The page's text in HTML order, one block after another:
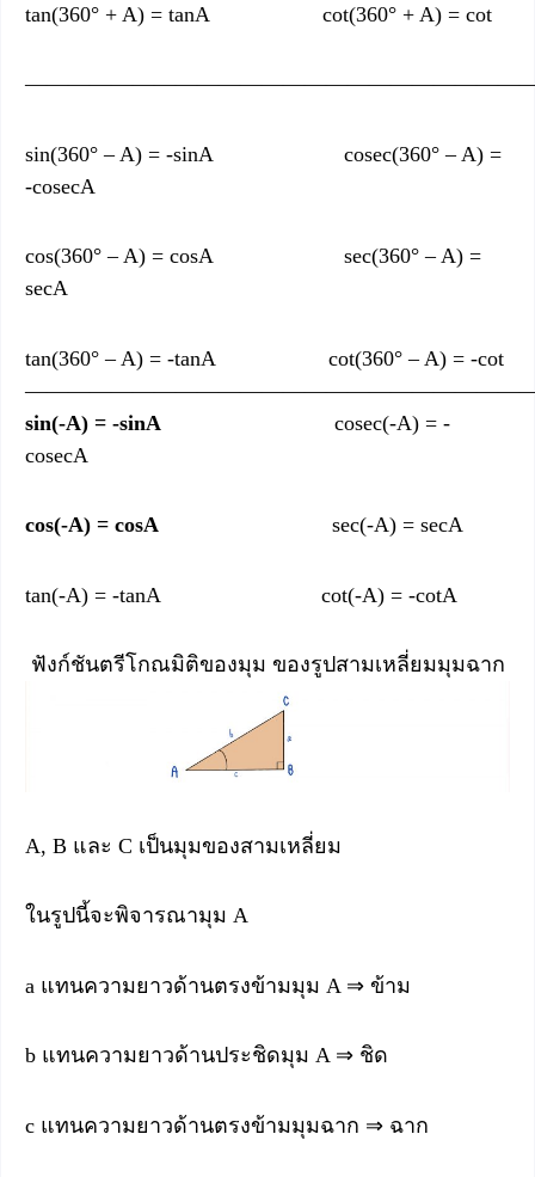
tan(360° + A) = tanA cot(360° + A) = cot
sin(360° – A) = -sinA cosec(360° – A) =
-cosecA
cos(360° – A) = cosA sec(360° – A) =
secA
tan(360° – A) = -tanA cot(360° – A) = -cot
sin(-A) = -sinA cosec(-A) = -
cosecA
cos(-A) = cosA sec(-A) = secA
tan(-A) = -tanA cot(-A) = -cotA
ฟังก์ชันตรีโกณมิติของมุม ของรูปสามเหลี่ยมมุมฉาก
A, B และ C เป็นมุมของสามเหลี่ยม
ในรูปนี้จะพิจารณามุม A
a แทนความยาวด้านตรงข้ามมุม A ⇒ ข้าม
b แทนความยาวด้านประชิดมุม A ⇒ ชิด
c แทนความยาวด้านตรงข้ามมุมฉาก ⇒ ฉาก